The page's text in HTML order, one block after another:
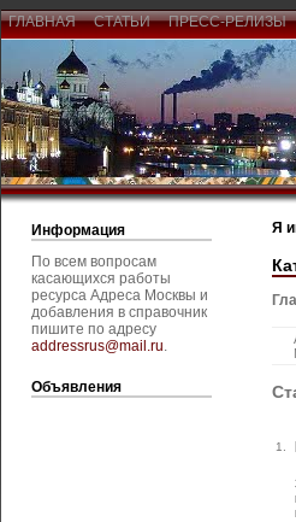
ГЛАВНАЯ СТАТЬИ ПРЕСС-РЕЛИЗЫ
Информация
По всем вопросам
касающихся работы
ресурса Адреса Москвы и
добавления в справочник
пишите по адресу
addressrus@mail.ru.
Объявления
Я
1.